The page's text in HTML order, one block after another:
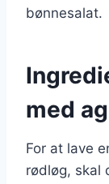
bønnesalat.
med
For at lave
rødløg, skal